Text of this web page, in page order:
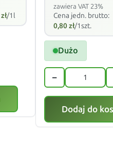
zł/1l
zawiera VAT 23%
Cena jedn. brutto:
0,80zł/1szt.
Dużo
−
Dodaj do